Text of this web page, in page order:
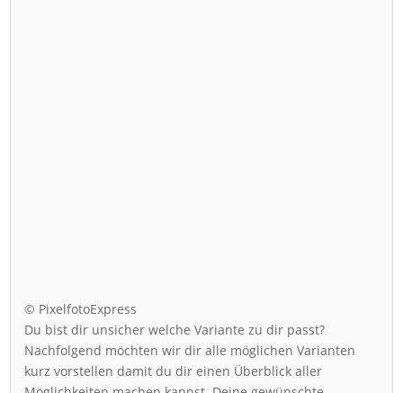
© PixelfotoExpress
Du bist dir unsicher welche Variante zu dir passt?
Nachfolgend möchten wir dir alle möglichen Varianten
kurz vorstellen damit du dir einen Überblick aller